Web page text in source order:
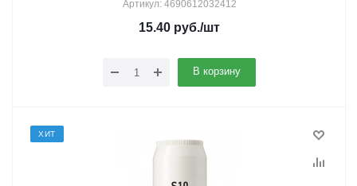
Артикул: 4690612032412
15.40 руб./шт
В корзину
ХИТ